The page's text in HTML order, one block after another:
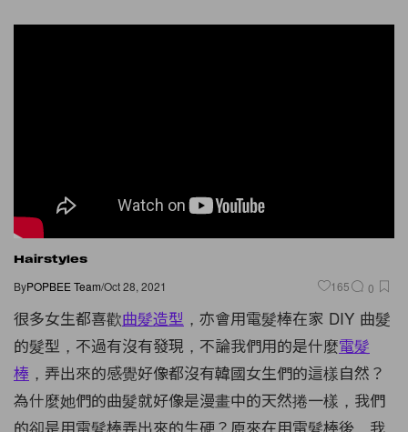
Hairstyles
ByPOPBEE Team/Oct 28, 2021 165 0
很多女生都喜歡曲髮造型 ，亦會用電髮棒在家 DIY 曲髮
的髮型，不過有沒有發現，不論我們用的是什麼電髮
棒 ，弄出來的感覺好像都沒有韓國女生們的這樣自然？
為什麼她們的曲髮就好像是漫畫中的天然捲一樣，我們
的卻是用電髮棒弄出來的生硬？原來在用電髮棒後，我